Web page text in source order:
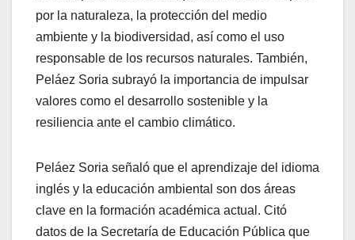
por la naturaleza, la protección del medio
ambiente y la biodiversidad, así como el uso
responsable de los recursos naturales. También,
Peláez Soria subrayó la importancia de impulsar
valores como el desarrollo sostenible y la
resiliencia ante el cambio climático.
Peláez Soria señaló que el aprendizaje del idioma
inglés y la educación ambiental son dos áreas
clave en la formación académica actual. Citó
datos de la Secretaría de Educación Pública que